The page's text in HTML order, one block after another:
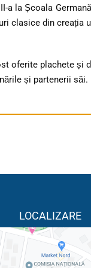
a la Școala
clasice din creația
oferite plachete și
și partenerii săi.
LOCALIZARE